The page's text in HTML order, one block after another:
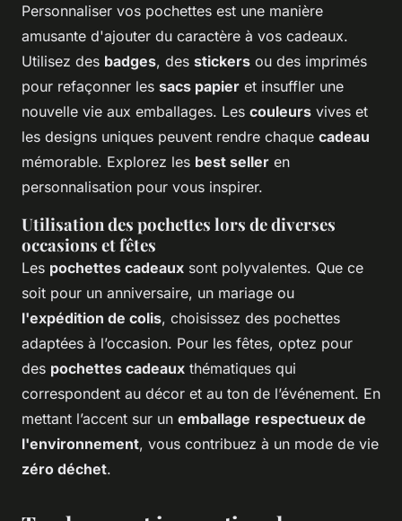
Personnaliser vos pochettes est une manière
amusante d'ajouter du caractère à vos cadeaux.
Utilisez des badges, des stickers ou des imprimés
pour refaçonner les sacs papier et insuffler une
nouvelle vie aux emballages. Les couleurs vives et
les designs uniques peuvent rendre chaque cadeau
mémorable. Explorez les best seller en
personnalisation pour vous inspirer.
Utilisation des pochettes lors de diverses
occasions et fêtes
Les pochettes cadeaux sont polyvalentes. Que ce
soit pour un anniversaire, un mariage ou
l'expédition de colis, choisissez des pochettes
adaptées à l’occasion. Pour les fêtes, optez pour
des pochettes cadeaux thématiques qui
correspondent au décor et au ton de l’événement. En
mettant l’accent sur un emballage respectueux de
l'environnement, vous contribuez à un mode de vie
zéro déchet.